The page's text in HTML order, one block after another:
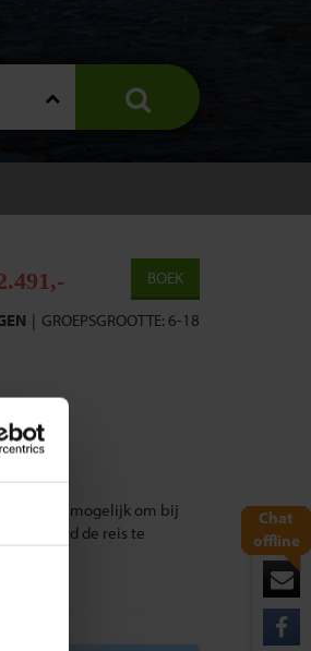
Chat
offline
BOEK
GROEPSGROOTTE: 6-18
|
.
is het mogelijk om bij
de reis te